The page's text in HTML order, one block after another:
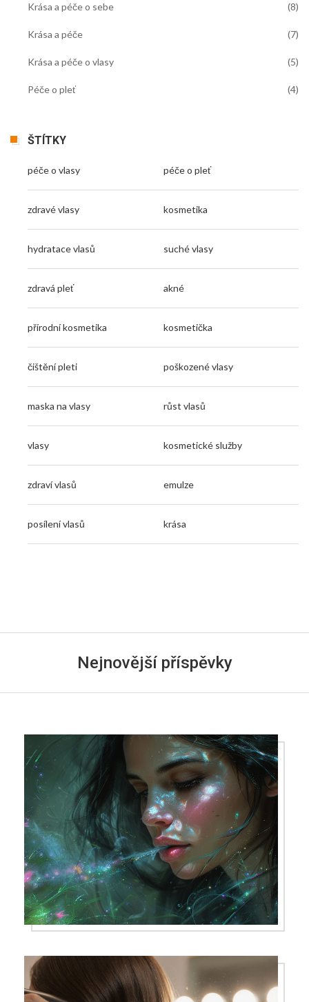
Krása a péče o sebe (8)
Krása a péče (7)
Krása a péče o vlasy (5)
Péče o pleť (4)
ŠTÍTKY
péče o vlasy péče o pleť
zdravé vlasy kosmetika
hydratace vlasů suché vlasy
zdravá pleť akné
přírodní kosmetika kosmetička
čištění pleti poškozené vlasy
maska na vlasy růst vlasů
vlasy kosmetické služby
zdraví vlasů emulze
posílení vlasů krása
Nejnovější příspěvky